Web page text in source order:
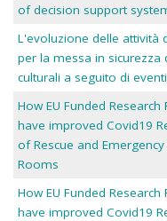
of decision support
L'evoluzione delle attività
per la messa in sicurezza
culturali a seguito di
How EU Funded Research
have improved Covid19
of Rescue and
Rooms
How EU Funded Research
have improved Covid19